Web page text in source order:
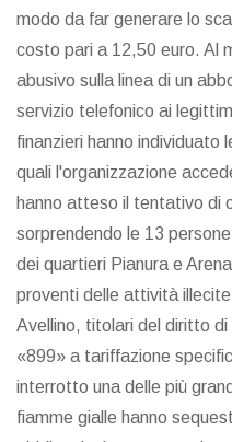
modo da far generare lo
costo pari a 12,50 euro. Al
abusivo sulla linea di un
servizio telefonico ai
finanzieri hanno individuato
quali l'organizzazione
hanno atteso il tentativo di
sorprendendo le 13
dei quartieri Pianura e
proventi delle attività
Avellino, titolari del diritto di
«899» a tariffazione
interrotto una delle più
fiamme gialle hanno